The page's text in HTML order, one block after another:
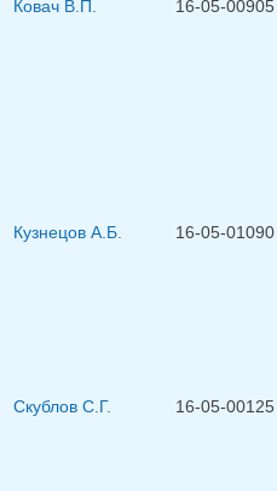
Ковач В.П. 16-05-00905
Кузнецов А.Б. 16-05-01090
Скублов С.Г. 16-05-00125